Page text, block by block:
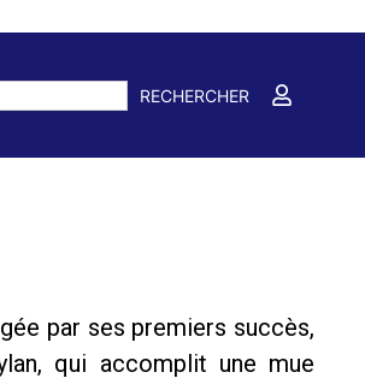
RECHERCHER
par ses premiers succès,
qui accomplit une mue